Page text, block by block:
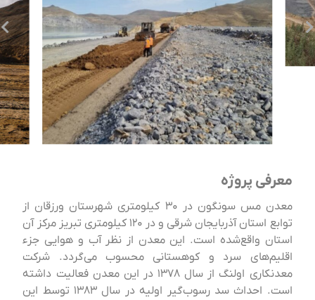
معرفی پروژه
معدن مس سونگون در ۳۰ کیلومتری شهرستان ورزقان از
توابع استان آذربایجان شرقی و در ۱۲۰ کیلومتری تبریز مرکز آن
استان واقع‌شده است. این معدن از نظر آب و هوایی جزء
اقلیم‌های سرد و کوهستانی محسوب می‌گردد. شرکت
معدنکاری اولنگ از سال ۱۳۷۸ در این معدن فعالیت داشته
است. احداث سد رسوب‌گیر اولیه در سال ۱۳۸۳ توسط این